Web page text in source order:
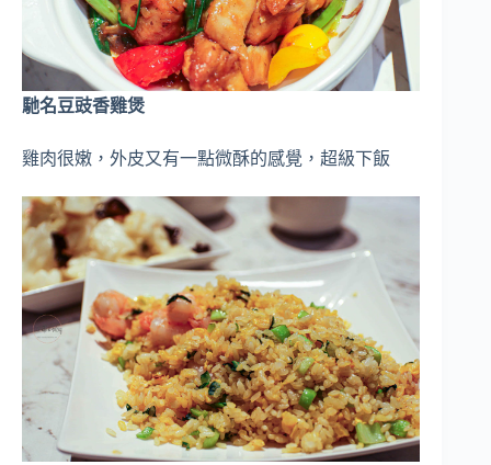
馳名豆豉香雞煲
雞肉很嫩，外皮又有一點微酥的感覺，超級下飯